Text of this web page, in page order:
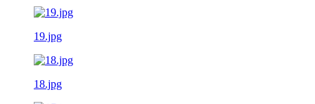
19.jpg
18.jpg